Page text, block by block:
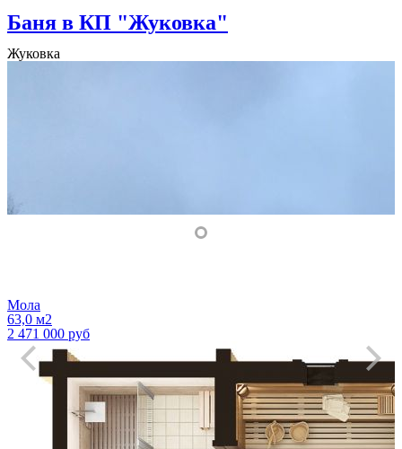
Баня в КП "Жуковка"
Жуковка
Мола
63,0 м2
2 471 000 руб